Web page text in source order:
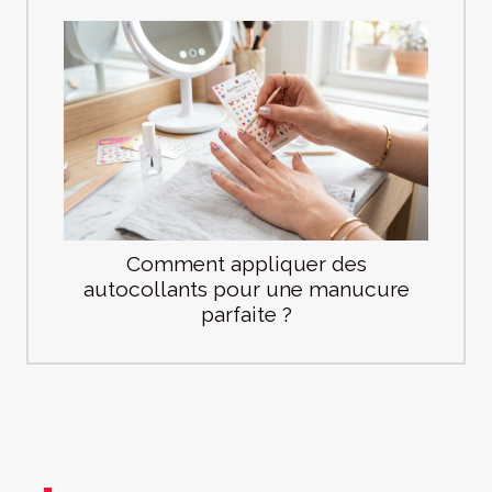
Comment appliquer des
autocollants pour une manucure
parfaite ?